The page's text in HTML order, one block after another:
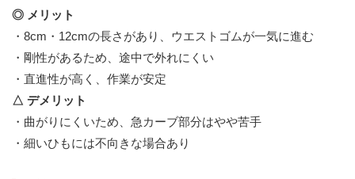
◎ メリット
・8cm・12cmの長さがあり、ウエストゴムが一気に進む
・剛性があるため、途中で外れにくい
・直進性が高く、作業が安定
△ デメリット
・曲がりにくいため、急カーブ部分はやや苦手
・細いひもには不向きな場合あり